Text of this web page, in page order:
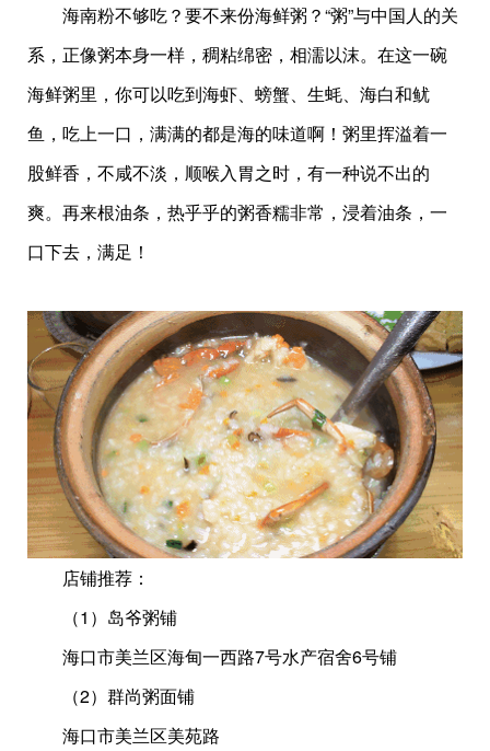
海南粉不够吃？要不来份海鲜粥？“粥”与中国人的关
系，正像粥本身一样，稠粘绵密，相濡以沫。在这一碗
海鲜粥里，你可以吃到海虾、螃蟹、生蚝、海白和鱿
鱼，吃上一口，满满的都是海的味道啊！粥里挥溢着一
股鲜香，不咸不淡，顺喉入胃之时，有一种说不出的
爽。再来根油条，热乎乎的粥香糯非常，浸着油条，一
口下去，满足！
店铺推荐：
（1）岛爷粥铺
海口市美兰区海甸一西路7号水产宿舍6号铺
（2）群尚粥面铺
海口市美兰区美苑路